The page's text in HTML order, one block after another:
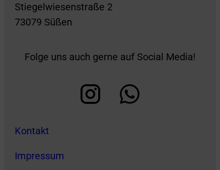
Stiegelwiesenstraße 2
73079 Süßen
Folge uns auch gerne auf Social Media!
Kontakt
Impressum